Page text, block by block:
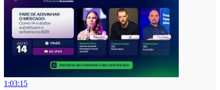
1:03:15